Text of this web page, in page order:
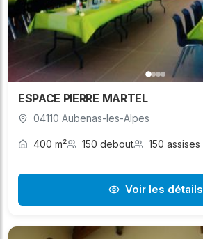
ESPACE PIERRE MARTEL
04110 Aubenas-les-Alpes
400 m² 150 debout 150 assises
Voir les détails